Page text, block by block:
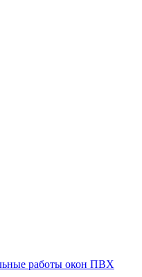
работы окон ПВХ